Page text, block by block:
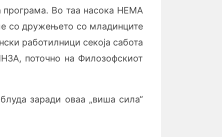
програма. Во таа насока НЕМА
со дружењето со младинците
работилници секоја сабота
поточно на Филозофскиот
заради оваа „виша сила“